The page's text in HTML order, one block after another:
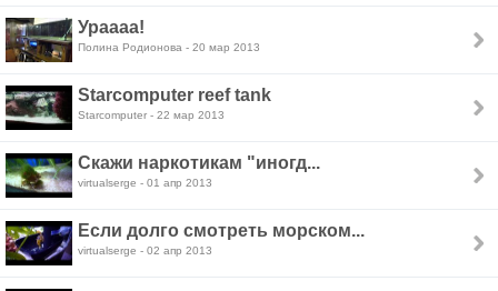
Ураааа!
Полина Родионова - 20 мар 2013
Starcomputer reef tank
Starcomputer - 22 мар 2013
Скажи наркотикам "иногд...
virtualserge - 01 апр 2013
Если долго смотреть морском...
virtualserge - 02 апр 2013